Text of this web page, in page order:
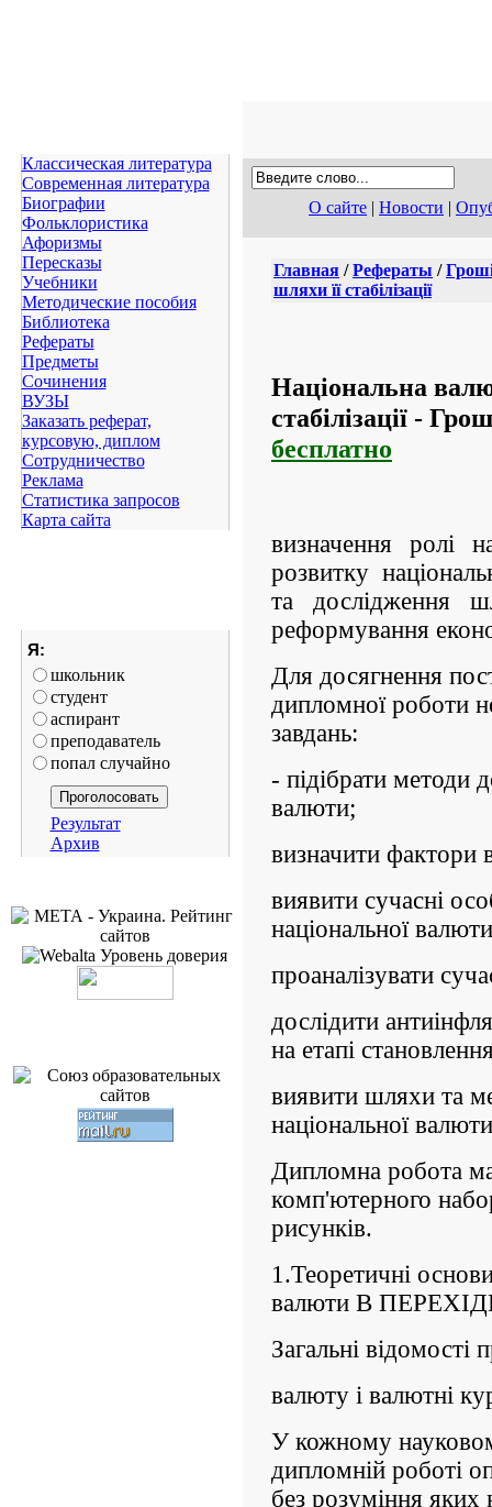
Классическая литература
Современная литература
Биографии
Фольклористика
Афоризмы
Пересказы
Учебники
Методические пособия
Библиотека
Рефераты
Предметы
Сочинения
ВУЗЫ
Заказать реферат,
курсовую, диплом
Сотрудничество
Реклама
Статистика запросов
Карта сайта
Я:
школьник
студент
аспирант
преподаватель
попал случайно
Результат
Архив
О сайте | Новости |
Главная /Рефераты /
шляхи її стабілізації
Національна
стабілізації -
бесплатно
визначення ролі
розвитку
та дослідження
реформування
Для досягнення
дипломної роботи
завдань:
- підібрати методи
валюти;
визначити фактори
виявити сучасні
національної
проаналізувати
дослідити
на етапі
виявити шляхи та
національної
Дипломна робота
комп'ютерного
рисунків.
1.Теоретичні
валюти В
Загальні відомості
валюту і валютні
У кожному
дипломній роботі
без розуміння